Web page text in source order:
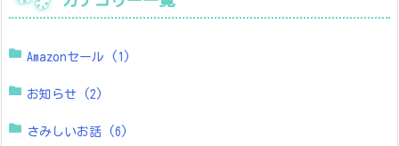
Amazonセール (1)
お知らせ (2)
さみしいお話 (6)